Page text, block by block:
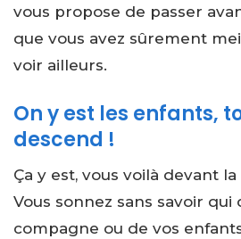
vous propose de passer
que vous avez sûrement
voir ailleurs.
On y est les enfants,
descend !
Ça y est, vous voilà devant
Vous sonnez sans savoir qui
compagne ou de vos